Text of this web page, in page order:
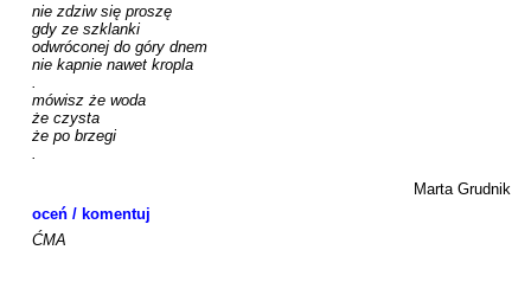
nie zdziw się proszę
gdy ze szklanki
odwróconej do góry dnem
nie kapnie nawet kropla
mówisz że woda
że czysta
że po brzegi
Marta Grudnik
oceń / komentuj
ĆMA